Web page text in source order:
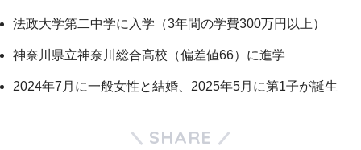
法政大学第二中学に入学（3年間の学費300万円以上）
神奈川県立神奈川総合高校（偏差値66）に進学
2024年7月に一般女性と結婚、2025年5月に第1子が誕生
SHARE